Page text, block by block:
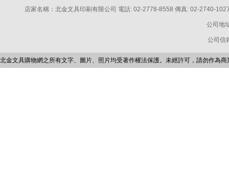
店家名稱：北金文具印刷有限公司 電話: 02-2778-8558 傳真: 02-2740-
公司地
公司信
北金文具購物網之所有文字、圖片、照片均受著作權法保護。未經許可，請勿作為商